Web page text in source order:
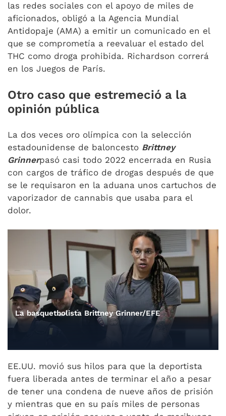
las redes sociales con el apoyo de miles de
aficionados, obligó a la Agencia Mundial
Antidopaje (AMA) a emitir un comunicado en el
que se comprometía a reevaluar el estado del
THC como droga prohibida. Richardson correrá
en los Juegos de París.
Otro caso que estremeció a la
opinión pública
La dos veces oro olímpica con la selección
estadounidense de baloncesto Brittney
Grinnerpasó casi todo 2022 encerrada en Rusia
con cargos de tráfico de drogas después de que
se le requisaron en la aduana unos cartuchos de
vaporizador de cannabis que usaba para el
dolor.
La basquetbolista Brittney Grinner/EFE
EE.UU. movió sus hilos para que la deportista
fuera liberada antes de terminar el año a pesar
de tener una condena de nueve años de prisión
y mientras que en su país miles de personas